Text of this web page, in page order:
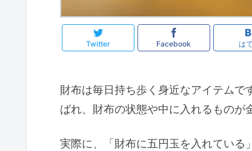
Twitter Facebook は
財布は毎日持ち歩く身近なアイテム
ばれ、財布の状態や中に入れるものが
実際に、「財布に五円玉を入れている